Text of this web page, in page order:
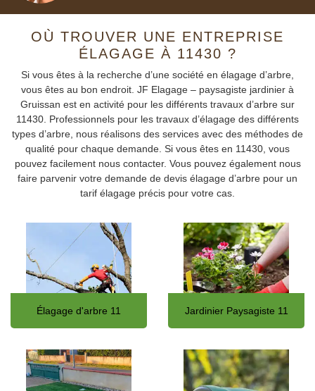
OÙ TROUVER UNE ENTREPRISE
ÉLAGAGE À 11430 ?
Si vous êtes à la recherche d’une société en élagage d’arbre,
vous êtes au bon endroit. JF Elagage – paysagiste jardinier à
Gruissan est en activité pour les différents travaux d’arbre sur
11430. Professionnels pour les travaux d’élagage des différents
types d’arbre, nous réalisons des services avec des méthodes de
qualité pour chaque demande. Si vous êtes en 11430, vous
pouvez facilement nous contacter. Vous pouvez également nous
faire parvenir votre demande de devis élagage d’arbre pour un
tarif élagage précis pour votre cas.
Élagage d'arbre 11 Jardinier Paysagiste 11